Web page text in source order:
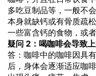
多吃豆制品等，一般不
本身就缺钙或有骨质疏
一些富含钙的食物，或
疑问 2：喝咖啡会导致
答：咖啡中的咖啡因具
后，身体会逐渐适应咖